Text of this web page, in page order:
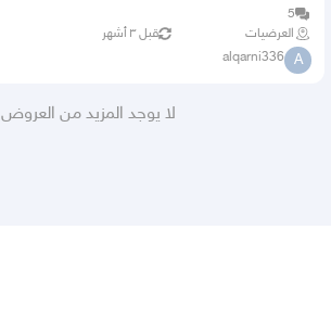
5
العرضيات
قبل ٣ أشهر
A
alqarni336
لا يوجد المزيد من العروض